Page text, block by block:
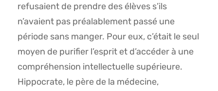
refusaient de prendre des élèves s’ils
n’avaient pas préalablement passé une
période sans manger. Pour eux, c’était le seul
moyen de purifier l’esprit et d’accéder à une
compréhension intellectuelle supérieure.
Hippocrate, le père de la médecine,